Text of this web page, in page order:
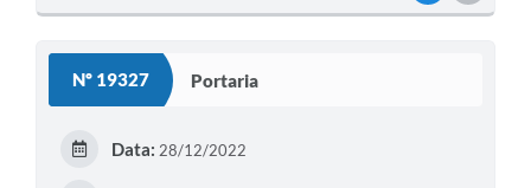
Nº 19327 Portaria
Data: 28/12/2022